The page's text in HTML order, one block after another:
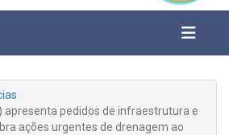
apresenta pedidos de infraestrutura e
ações urgentes de drenagem ao